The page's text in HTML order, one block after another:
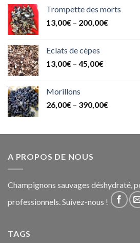
Trompette des morts
13,00€ – 200,00€
Eclats de cèpes
13,00€ – 45,00€
Morillons
26,00€ – 390,00€
A PROPOS DE NOUS
Champignons sauvages déshydraté,
professionnels. Suivez-nous !
TAGS